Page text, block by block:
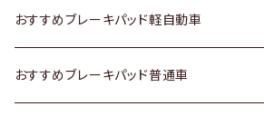
スズキ
日産
ホンダ
スズキ
トヨタ
スズキ
おすすめブレーキパッド軽自動車
トヨタ
おすすめブレーキパッド普通車